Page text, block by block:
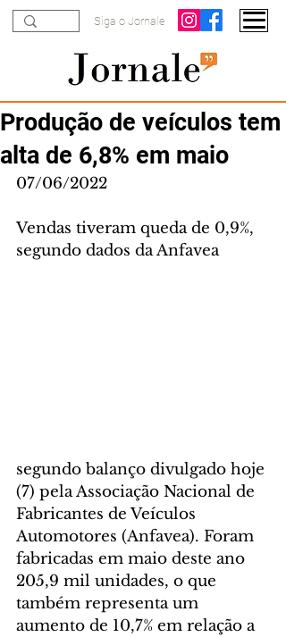
Siga o Jornale
Produção de veículos tem
alta de 6,8% em maio
07/06/2022
Vendas tiveram queda de 0,9%,
segundo dados da Anfavea
segundo balanço divulgado hoje
(7) pela Associação Nacional de
Fabricantes de Veículos
Automotores (Anfavea). Foram
fabricadas em maio deste ano
205,9 mil unidades, o que
também representa um
aumento de 10,7% em relação a